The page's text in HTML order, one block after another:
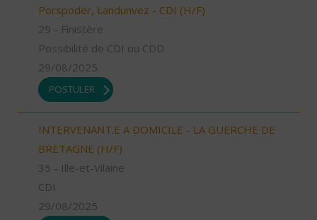
Porspoder, Landunvez - CDI (H/F)
29 - Finistère
Possibilité de CDI ou CDD
29/08/2025
POSTULER
INTERVENANT.E A DOMICILE - LA GUERCHE DE
BRETAGNE (H/F)
35 - Ille-et-Vilaine
CDI
29/08/2025